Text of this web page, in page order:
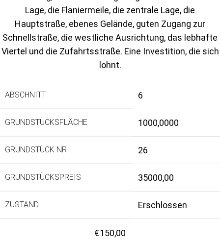
Lage, die Flaniermeile, die zentrale Lage, die
Hauptstraße, ebenes Gelände, guten Zugang zur
Schnellstraße, die westliche Ausrichtung, das lebhafte
Viertel und die Zufahrtsstraße. Eine Investition, die sich
lohnt.
ABSCHNITT 6
GRUNDSTÜCKSFLÄCHE 1000,0000
GRUNDSTÜCK NR 26
GRUNDSTÜCKSPREIS 35000,00
ZUSTAND Erschlossen
€150,00